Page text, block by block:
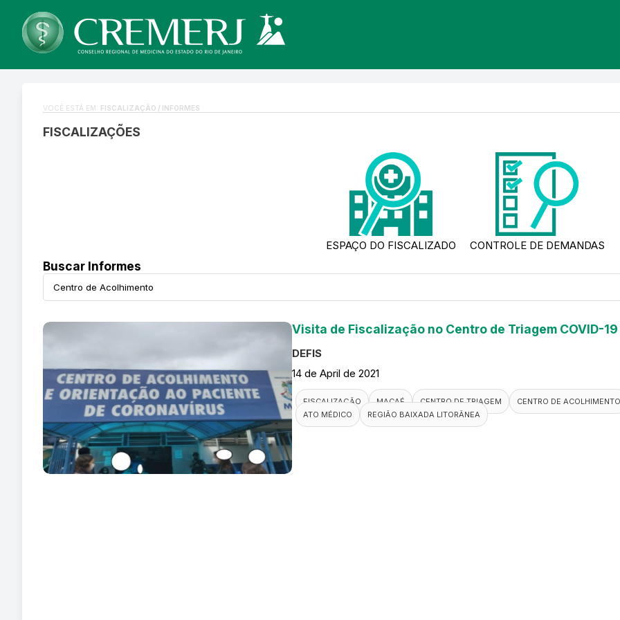
VOCÊ ESTÁ EM: FISCALIZAÇÃO / INFORMES
FISCALIZAÇÕES
ESPAÇO DO FISCALIZADO CONTROLE DE DEMANDAS
Buscar Informes
Visita de Fiscalização no Centro de Triagem COVID-
DEFIS
14 de April de 2021
FISCALIZAÇÃO MACAÉ CENTRO DE TRIAGEM CENTRO DE ACOLHIMENTO
ATO MÉDICO
REGIÃO BAIXADA LITORÂNEA